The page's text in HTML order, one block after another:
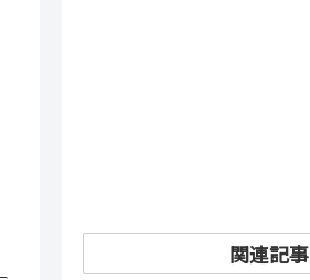
関連記事